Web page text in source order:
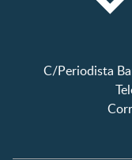
C/Periodista